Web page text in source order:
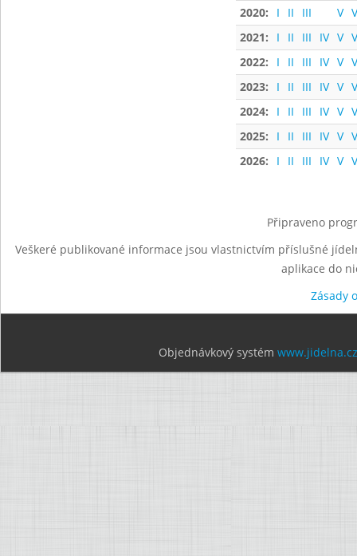
2020:
I II III V
2021:
I II III IV V
2022:
I II III IV V
2023:
I II III IV V
2024:
I II III IV V
2025:
I II III IV V
2026:
I II III IV V
Připraveno
Veškeré publikované informace jsou vlastnictvím příslušné
aplikace do
Zásady
Objednávkový systém www.jidelna.cz